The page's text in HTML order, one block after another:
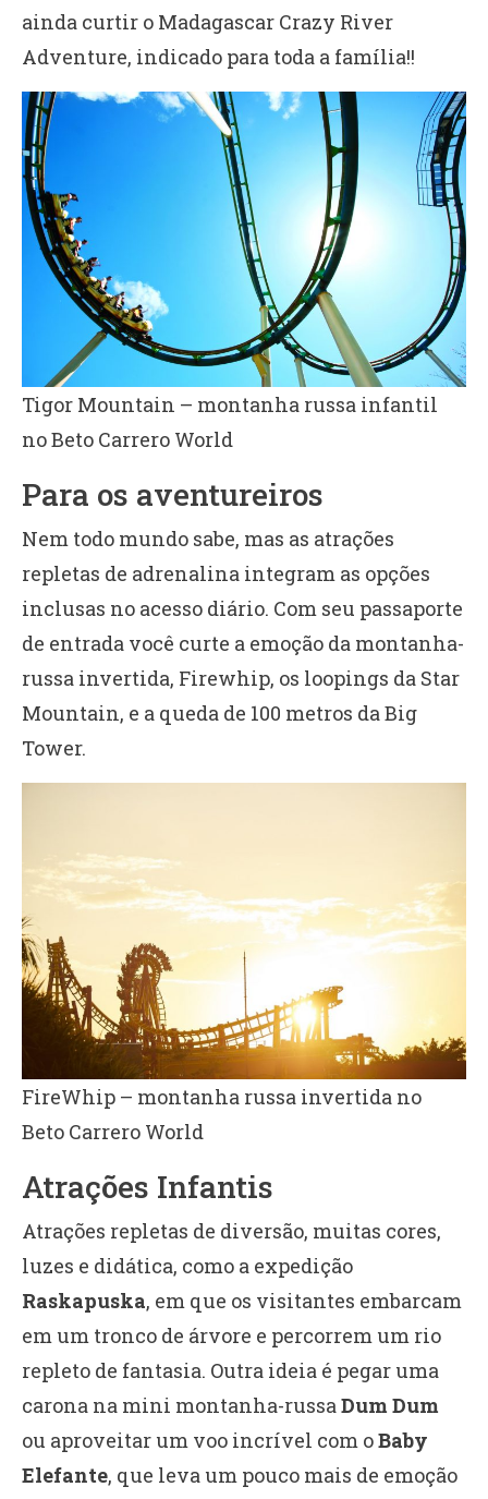
ainda curtir o Madagascar Crazy River
Adventure, indicado para toda a família!!
Tigor Mountain – montanha russa infantil
no Beto Carrero World
Para os aventureiros
Nem todo mundo sabe, mas as atrações
repletas de adrenalina integram as opções
inclusas no acesso diário. Com seu passaporte
de entrada você curte a emoção da montanha-
russa invertida, Firewhip, os loopings da Star
Mountain, e a queda de 100 metros da Big
Tower.
FireWhip – montanha russa invertida no
Beto Carrero World
Atrações Infantis
Atrações repletas de diversão, muitas cores,
luzes e didática, como a expedição
Raskapuska, em que os visitantes embarcam
em um tronco de árvore e percorrem um rio
repleto de fantasia. Outra ideia é pegar uma
carona na mini montanha-russaDum Dum
ou aproveitar um voo incrível com oBaby
Elefante, que leva um pouco mais de emoção